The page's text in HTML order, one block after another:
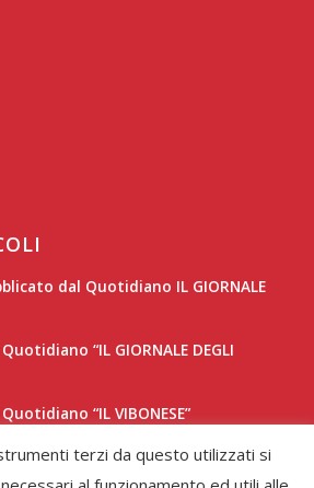
dal Quotidiano IL GIORNALE
“IL GIORNALE DEGLI
“IL VIBONESE”
“LA NUOVA SARDEGNA”
terzi da questo utilizzati si